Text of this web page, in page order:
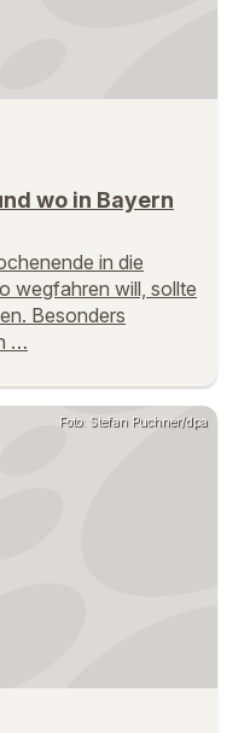
wo in Bayern
in die
wegfahren will, sollte
Besonders
…
Foto: Stefan Puchner/dpa